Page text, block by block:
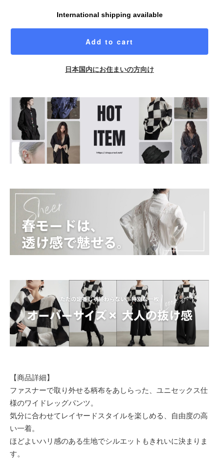
International shipping available
Add to cart
日本国内にお住まいの方向け
【商品詳細】
ファスナーで取り外せる柄布をあしらった、ユニセックス仕
様のワイドレッグパンツ。
気分に合わせてレイヤードスタイルを楽しめる、自由度の高
い一着。
ほどよいハリ感のある生地でシルエットもきれいに決まりま
す。